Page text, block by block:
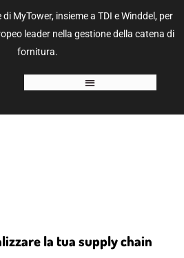
MyTower, insieme a TDI e Winddel, per
leader nella gestione della catena di
fornitura.
la tua supply chain